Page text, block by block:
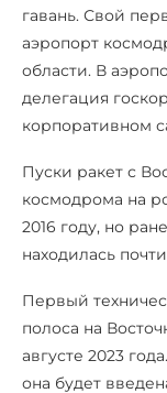
гавань. Свой
аэропорт
области. В
делегация
корпоративном
Пуски ракет с
космодрома на
2016 году, но
находилась
Первый
полоса на
августе 2023
она будет